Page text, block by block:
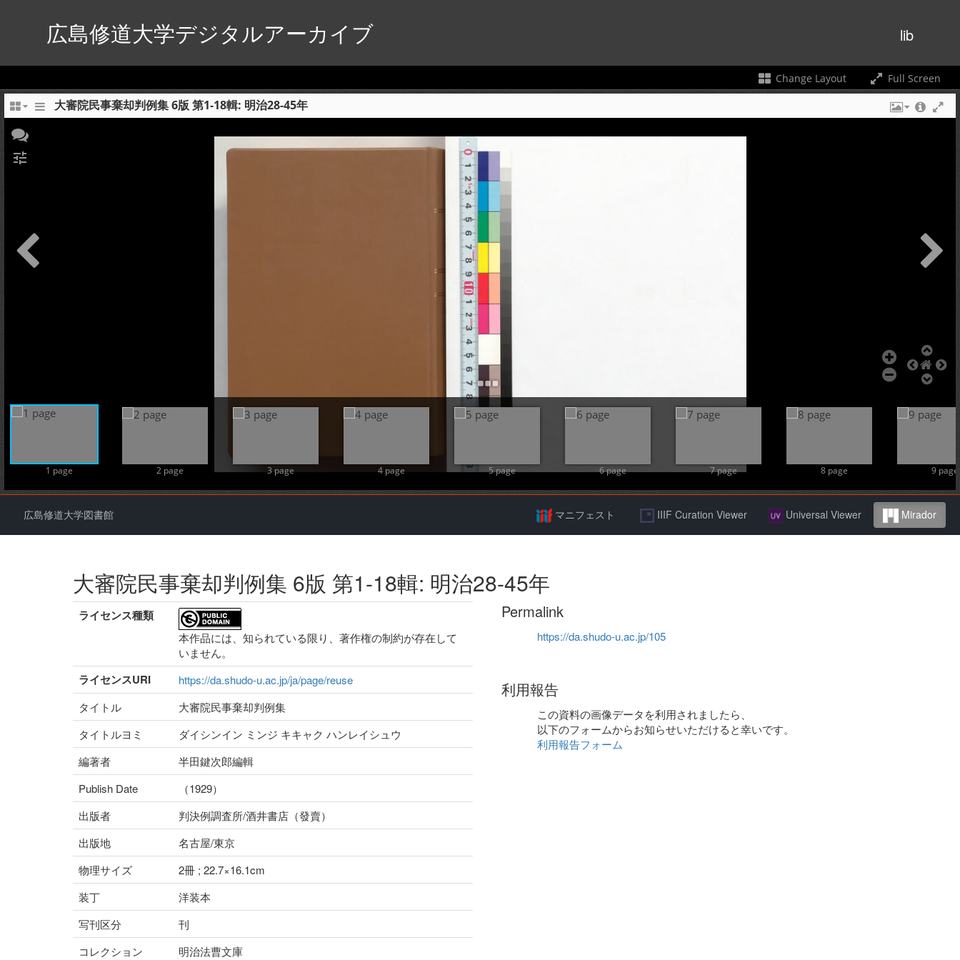
lib
広島修道大学デジタルアーカイブ
Change Layout Full Screen
+
Add Item
大審院民事棄却判例集 6版 第1-18輯: 明治28-45年
1 page 2 page 3 page 4 page 5 page 6 page 7 page 8 page 9 page
tune
広島修道大学図書館 マニフェスト IIIF Curation Viewer Universal Viewer Mirador
大審院民事棄却判例集 6版 第1-18輯: 明治28-45年
ライセンス種類
本作品には、知られている限り、著作権の制約が存在して
いません。
ライセンスURI
https://da.shudo-u.ac.jp/ja/page/reuse
タイトル
大審院民事棄却判例集
タイトルヨミ
ダイシンイン ミンジ キキャク ハンレイシュウ
編著者
半田鍵次郎編輯
Publish Date
（1929）
出版者
判決例調査所/酒井書店（發賣）
出版地
名古屋/東京
物理サイズ
2冊 ; 22.7×16.1cm
装丁
洋装本
写刊区分
刊
コレクション
明治法曹文庫
Permalink
https://da.shudo-u.ac.jp/105
利用報告
この資料の画像データを利用されましたら、
以下のフォームからお知らせいただけると幸いです。
利用報告フォーム